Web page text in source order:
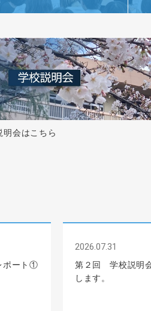
明会はこちら
ポート①
2026.07.31
第２回 学校説明
します。